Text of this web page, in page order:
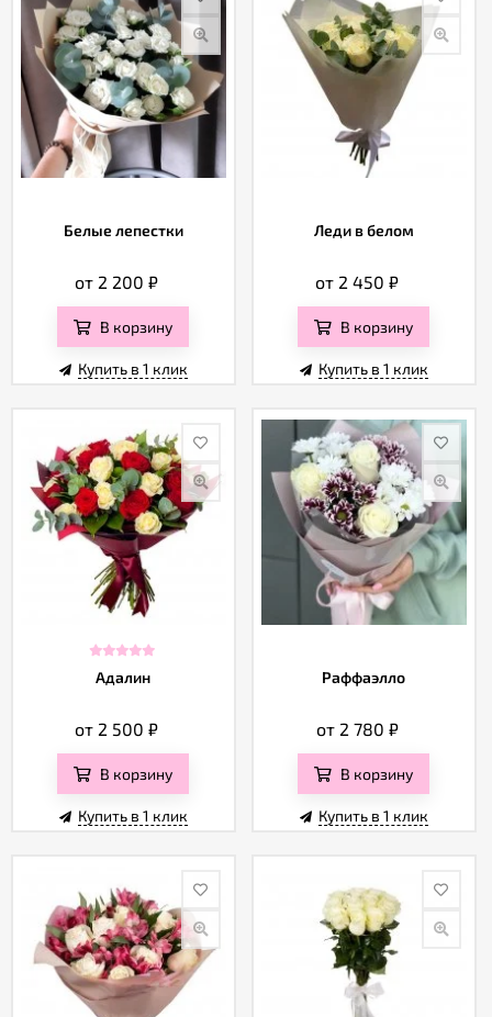
Белые лепестки
от 2 200₽
В корзину
Купить в 1 клик
Леди в белом
от 2 450₽
В корзину
Купить в 1 клик
Адалин
от 2 500₽
В корзину
Купить в 1 клик
Раффаэлло
от 2 780 ₽
В корзину
Купить в 1 клик